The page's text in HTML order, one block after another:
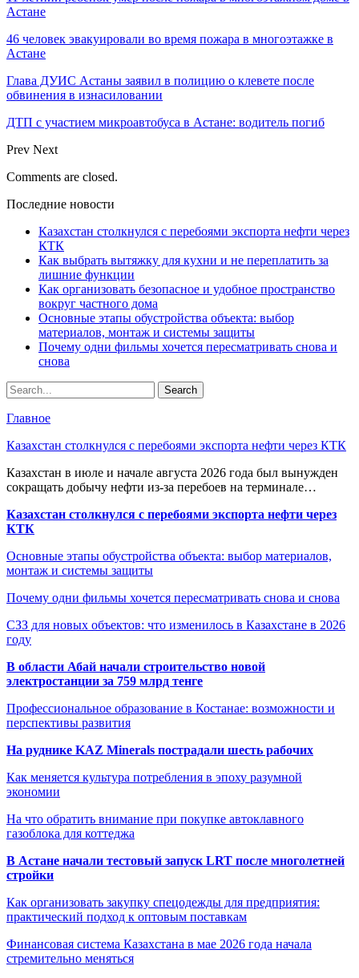
Астане
46 человек эвакуировали во время пожара в многоэтажке в
Астане
Глава ДУИС Астаны заявил в полицию о клевете после
обвинения в изнасиловании
ДТП с участием микроавтобуса в Астане: водитель погиб
Prev Next
Comments are closed.
Последние новости
Казахстан столкнулся с перебоями экспорта нефти через
КТК
Как выбрать вытяжку для кухни и не переплатить за
лишние функции
Как организовать безопасное и удобное пространство
вокруг частного дома
Основные этапы обустройства объекта: выбор
материалов, монтаж и системы защиты
Почему одни фильмы хочется пересматривать снова и
снова
Главное
Казахстан столкнулся с перебоями экспорта нефти через КТК
Казахстан в июле и начале августа 2026 года был вынужден
сокращать добычу нефти из-за перебоев на терминале…
Казахстан столкнулся с перебоями экспорта нефти через
КТК
Основные этапы обустройства объекта: выбор материалов,
монтаж и системы защиты
Почему одни фильмы хочется пересматривать снова и снова
СЗЗ для новых объектов: что изменилось в Казахстане в 2026
году
В области Абай начали строительство новой
электростанции за 759 млрд тенге
Профессиональное образование в Костанае: возможности и
перспективы развития
На руднике KAZ Minerals пострадали шесть рабочих
Как меняется культура потребления в эпоху разумной
экономии
На что обратить внимание при покупке автоклавного
газоблока для коттеджа
В Астане начали тестовый запуск LRT после многолетней
стройки
Как организовать закупку спецодежды для предприятия:
практический подход к оптовым поставкам
Финансовая система Казахстана в мае 2026 года начала
стремительно меняться